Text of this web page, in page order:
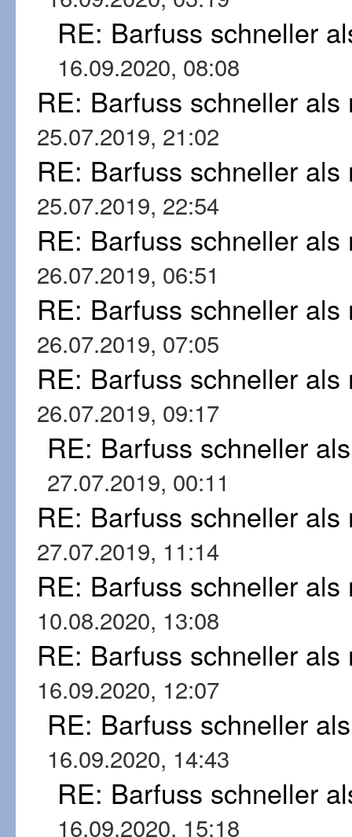
RE: Barfuss schneller
16.09.2020, 08:08
RE: Barfuss schneller
25.07.2019, 21:02
RE: Barfuss schneller
25.07.2019, 22:54
RE: Barfuss schneller
26.07.2019, 06:51
RE: Barfuss schneller
26.07.2019, 07:05
RE: Barfuss schneller
26.07.2019, 09:17
RE: Barfuss schneller
27.07.2019, 00:11
RE: Barfuss schneller
27.07.2019, 11:14
RE: Barfuss schneller
10.08.2020, 13:08
RE: Barfuss schneller
16.09.2020, 12:07
RE: Barfuss schneller
16.09.2020, 14:43
RE: Barfuss schneller
16.09.2020, 15:18